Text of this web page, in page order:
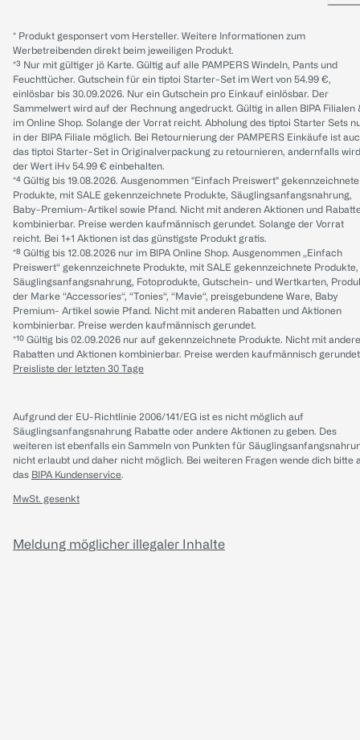
* Produkt gesponsert vom Hersteller. Weitere Informationen zum
Werbetreibenden direkt beim jeweiligen Produkt.
*³ Nur mit gültiger jö Karte. Gültig auf alle PAMPERS Windeln, Pants und
Feuchttücher. Gutschein für ein tiptoi Starter-Set im Wert von 54.99 €,
einlösbar bis 30.09.2026. Nur ein Gutschein pro Einkauf einlösbar. Der
Sammelwert wird auf der Rechnung angedruckt. Gültig in allen BIPA Filialen
im Online Shop. Solange der Vorrat reicht. Abholung des tiptoi Starter Sets
in der BIPA Filiale möglich. Bei Retournierung der PAMPERS Einkäufe ist
das tiptoi Starter-Set in Originalverpackung zu retournieren, andernfalls wird
der Wert iHv 54.99 € einbehalten.
*⁴ Gültig bis 19.08.2026. Ausgenommen "Einfach Preiswert" gekennzeichnete
Produkte, mit SALE gekennzeichnete Produkte, Säuglingsanfangsnahrung,
Baby-Premium-Artikel sowie Pfand. Nicht mit anderen Aktionen und
kombinierbar. Preise werden kaufmännisch gerundet. Solange der Vorrat
reicht. Bei 1+1 Aktionen ist das günstigste Produkt gratis.
*⁸ Gültig bis 12.08.2026 nur im BIPA Online Shop. Ausgenommen „Einfach
Preiswert“ gekennzeichnete Produkte, mit SALE gekennzeichnete Produkte,
Säuglingsanfangsnahrung, Fotoprodukte, Gutschein- und Wertkarten,
der Marke “Accessories“, “Tonies“, “Mavie“, preisgebundene Ware, Baby
Premium- Artikel sowie Pfand. Nicht mit anderen Rabatten und Aktionen
kombinierbar. Preise werden kaufmännisch gerundet.
*¹⁰ Gültig bis 02.09.2026 nur auf gekennzeichnete Produkte. Nicht mit
Rabatten und Aktionen kombinierbar. Preise werden kaufmännisch
Preisliste der letzten 30 Tage
Aufgrund der EU-Richtlinie 2006/141/EG ist es nicht möglich auf
Säuglingsanfangsnahrung Rabatte oder andere Aktionen zu geben. Des
weiteren ist ebenfalls ein Sammeln von Punkten für
nicht erlaubt und daher nicht möglich. Bei weiteren Fragen wende dich bitte
das BIPA Kundenservice.
MwSt. gesenkt
Meldung möglicher illegaler Inhalte